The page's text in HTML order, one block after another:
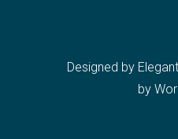
Designed by
by